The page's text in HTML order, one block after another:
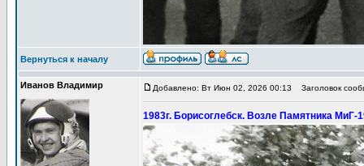
Вернуться к началу
Иванов Владимир Добавлено: Вт Июн 02, 2026 00:13 Заголовок
1983г. Борисоглебск. Возле Памятника МиГ-